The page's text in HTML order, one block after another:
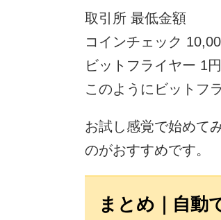
取引所 最低金額
コインチェック
ビットフライヤー 1
このようにビットフ
お試し感覚で始めて
のがおすすめです。
まとめ｜自動